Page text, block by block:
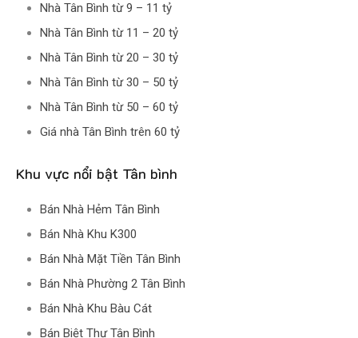
Nhà Tân Bình từ 9 – 11 tỷ
Nhà Tân Bình từ 11 – 20 tỷ
Nhà Tân Bình từ 20 – 30 tỷ
Nhà Tân Bình từ 30 – 50 tỷ
Nhà Tân Bình từ 50 – 60 tỷ
Giá nhà Tân Bình trên 60 tỷ
Khu vực nổi bật Tân bình
Bán Nhà Hẻm Tân Bình
Bán Nhà Khu K300
Bán Nhà Mặt Tiền Tân Bình
Bán Nhà Phường 2 Tân Bình
Bán Nhà Khu Bàu Cát
Bán Biệt Thự Tân Bình